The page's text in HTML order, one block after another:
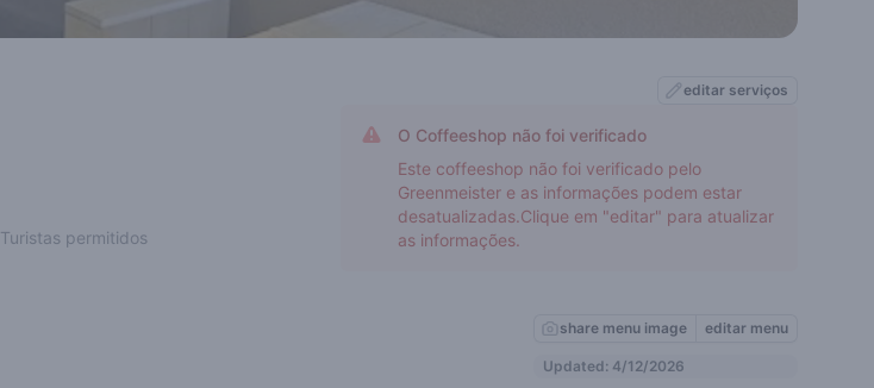
Turistas permitidos
editar serviços
O Coffeeshop não foi verificado
Este coffeeshop não foi verificado pelo
Greenmeister e as informações podem estar
desatualizadas.Clique em "editar" para atualizar
as informações.
share menu image editar menu
Updated: 4/12/2026